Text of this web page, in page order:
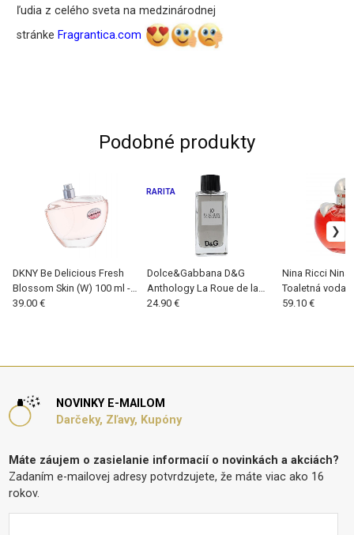
ľudia z celého sveta na medzinárodnej
stránke Fragrantica.com
Podobné produkty
DKNY Be Delicious Fresh
Blossom Skin (W) 100 ml -
Tester, Toaletná voda
39.00 €
Dolce&Gabbana D&G
Anthology La Roue de la
Fortune 10 (W) 20 ml -
RARITA
24.90 €
Nina Ricci Nina
Toaletná voda
59.10 €
NOVINKY E-MAILOM
Darčeky, Zľavy, Kupóny
Máte záujem o zasielanie informacií o novinkách a akciách?
Zadaním e-mailovej adresy potvrdzujete, že máte viac ako 16
rokov.